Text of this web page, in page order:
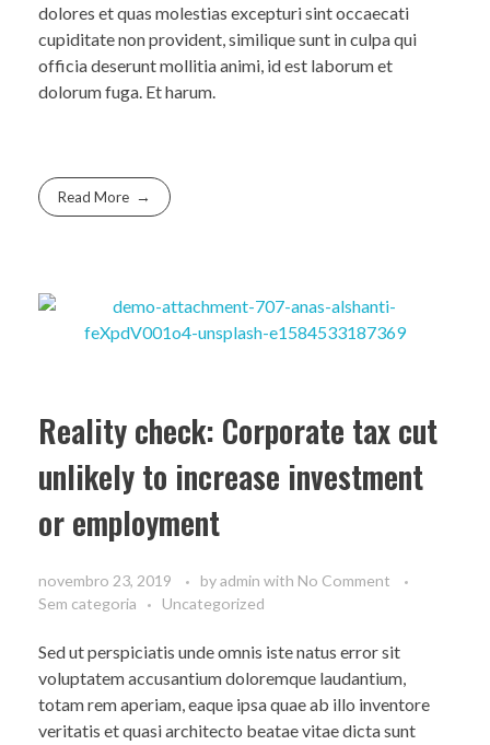
dolores et quas molestias excepturi sint occaecati
cupiditate non provident, similique sunt in culpa qui
officia deserunt mollitia animi, id est laborum et
dolorum fuga. Et harum.
Read More
Reality check: Corporate tax cut
unlikely to increase investment
or employment
novembro 23, 2019 byadmin with No Comment
Sem categoria
Uncategorized
Sed ut perspiciatis unde omnis iste natus error sit
voluptatem accusantium doloremque laudantium,
totam rem aperiam, eaque ipsa quae ab illo inventore
veritatis et quasi architecto beatae vitae dicta sunt